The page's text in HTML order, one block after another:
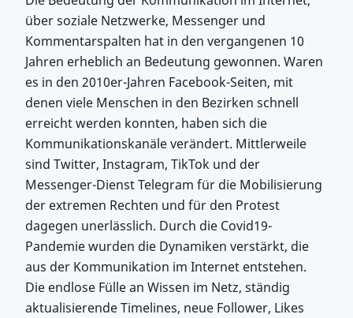
über soziale Netzwerke, Messenger und
Kommentarspalten hat in den vergangenen 10
Jahren erheblich an Bedeutung gewonnen. Waren
es in den 2010er-Jahren Facebook-Seiten, mit
denen viele Menschen in den Bezirken schnell
erreicht werden konnten, haben sich die
Kommunikationskanäle verändert. Mittlerweile
sind Twitter, Instagram, TikTok und der
Messenger-Dienst Telegram für die Mobilisierung
der extremen Rechten und für den Protest
dagegen unerlässlich. Durch die Covid19-
Pandemie wurden die Dynamiken verstärkt, die
aus der Kommunikation im Internet entstehen.
Die endlose Fülle an Wissen im Netz, ständig
aktualisierende Timelines, neue Follower, Likes